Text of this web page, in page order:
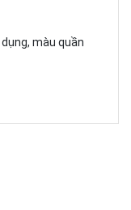
màu quần